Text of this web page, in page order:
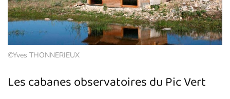
©Yves THONNERIEUX
Les cabanes observatoires du Pic Vert